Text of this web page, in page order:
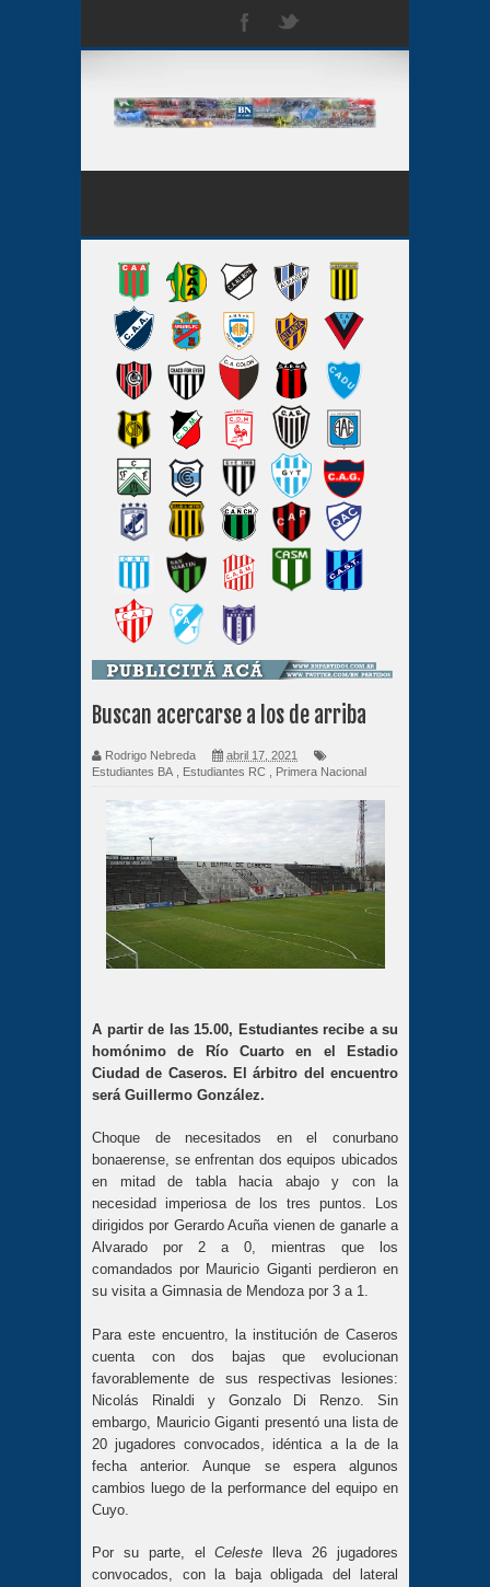
Buscan acercarse a los de arriba
Rodrigo Nebreda
abril 17, 2021
Estudiantes BA
Estudiantes RC Primera Nacional
A partir de las 15.00, Estudiantes recibe a su
homónimo de Río Cuarto en el Estadio
Ciudad de Caseros. El árbitro del encuentro
será Guillermo González.
Choque de necesitados en el conurbano
bonaerense, se enfrentan dos equipos ubicados
en mitad de tabla hacia abajo y con la
necesidad imperiosa de los tres puntos. Los
dirigidos por Gerardo Acuña vienen de ganarle a
Alvarado por 2 a 0, mientras que los
comandados por Mauricio Giganti perdieron en
su visita a Gimnasia de Mendoza por 3 a 1.
Para este encuentro, la institución de Caseros
cuenta con dos bajas que evolucionan
favorablemente de sus respectivas lesiones:
Nicolás Rinaldi y Gonzalo Di Renzo. Sin
embargo, Mauricio Giganti presentó una lista de
20 jugadores convocados, idéntica a la de la
fecha anterior. Aunque se espera algunos
cambios luego de la performance del equipo en
Cuyo.
Por su parte, elCeleste lleva 26 jugadores
convocados, con la baja obligada del lateral